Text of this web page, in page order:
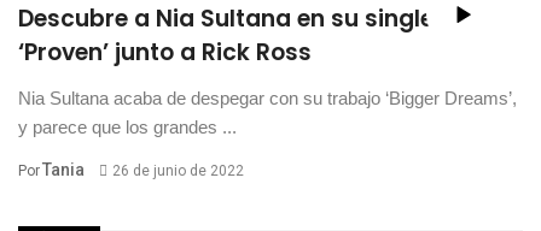
Descubre a Nia Sultana en su single
‘Proven’ junto a Rick Ross
Nia Sultana acaba de despegar con su trabajo ‘Bigger Dreams’,
y parece que los grandes ...
PorTania 26 de junio de 2022